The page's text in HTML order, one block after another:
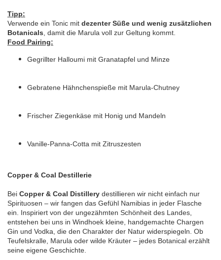
Tipp:
Verwende ein Tonic mit dezenter Süße und wenig zusätzlichen
Botanicals, damit die Marula voll zur Geltung kommt.
Food Pairing:
Gegrillter Halloumi mit Granatapfel und Minze
Gebratene Hähnchenspieße mit Marula-Chutney
Frischer Ziegenkäse mit Honig und Mandeln
Vanille-Panna-Cotta mit Zitruszesten
Copper & Coal Destillerie
Bei Copper & Coal Distillery destillieren wir nicht einfach nur
Spirituosen – wir fangen das Gefühl Namibias in jeder Flasche
ein. Inspiriert von der ungezähmten Schönheit des Landes,
entstehen bei uns in Windhoek kleine, handgemachte Chargen
Gin und Vodka, die den Charakter der Natur widerspiegeln. Ob
Teufelskralle, Marula oder wilde Kräuter – jedes Botanical erzählt
seine eigene Geschichte.